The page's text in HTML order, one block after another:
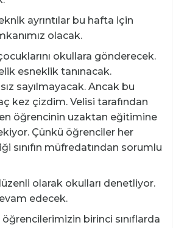
ayrıntılar bu hafta için
olacak.
okullara gönderecek.
esneklik tanınacak.
sayılmayacak. Ancak bu
kez çizdim. Velisi tarafından
öğrencinin uzaktan eğitimine
Çünkü öğrenciler her
sınıfın müfredatından sorumlu
olarak okulları denetliyor.
edecek.
öğrencilerimizin birinci sınıflarda